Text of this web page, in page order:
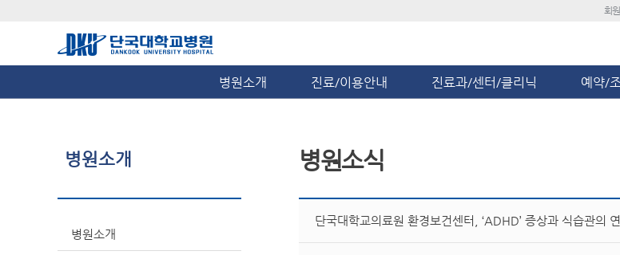
회
병원소개 진료/이용안내 진료과/센터/클리닉 예약/
병원소개
병원소개
병원소식
단국대학교의료원 환경보건센터, ‘ADHD’ 증상과 식습관의